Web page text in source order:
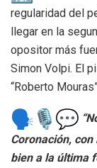
regularidad del
llegar en la
opositor más
Simon Volpi. El
“Roberto
Coronación,
bien a la última